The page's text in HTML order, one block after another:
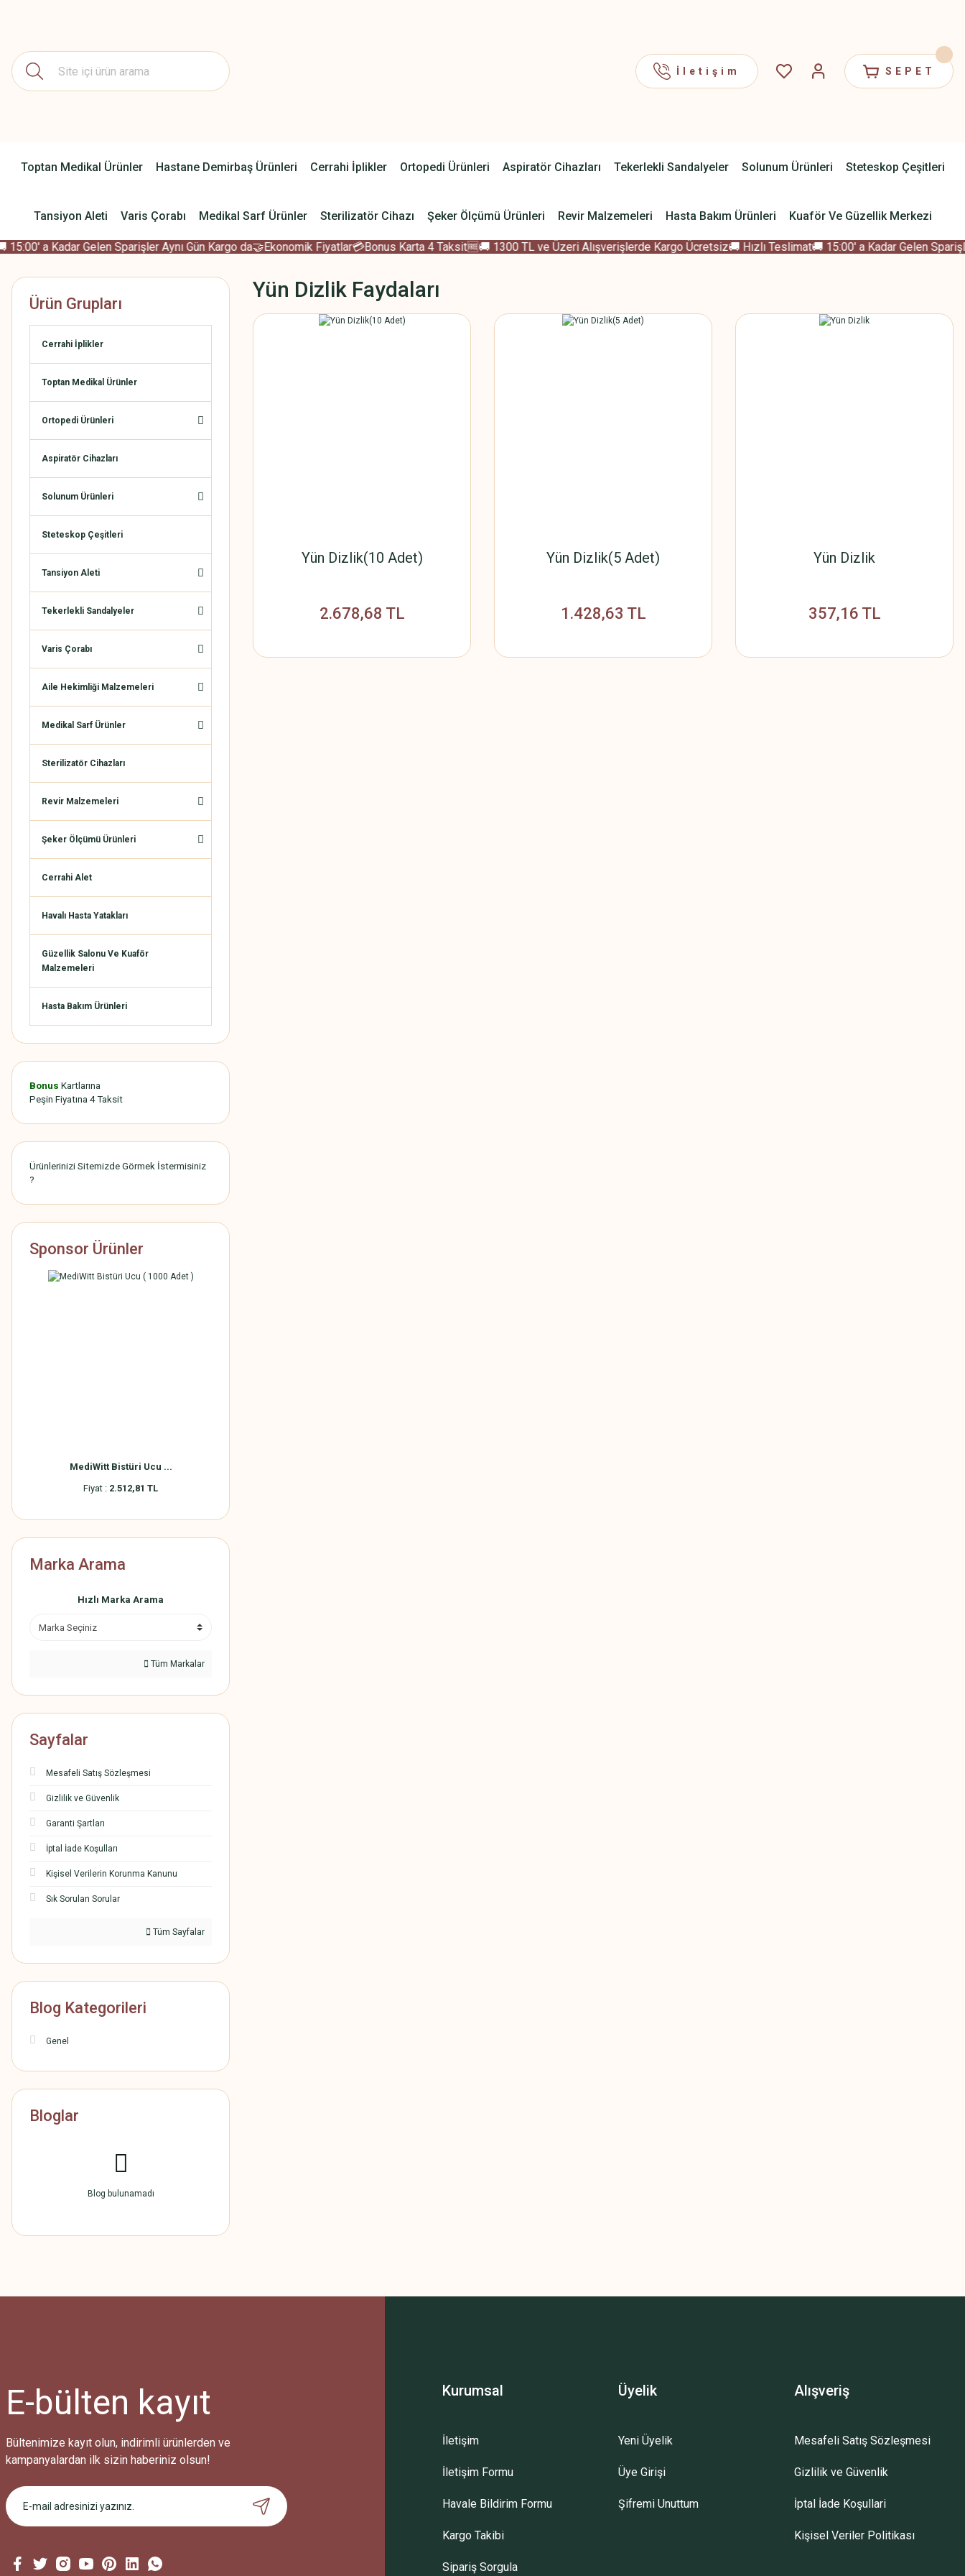
İletişim SEPET
Toptan Medikal Ürünler Hastane Demirbaş Ürünleri Cerrahi İplikler Ortopedi Ürünleri Aspiratör Cihazları Tekerlekli Sandalyeler Solunum Ürünleri Steteskop Çeşitleri
Tansiyon Aleti Varis Çorabı Medikal Sarf Ürünler Sterilizatör Cihazı Şeker Ölçümü Ürünleri Revir Malzemeleri Hasta Bakım Ürünleri Kuaför Ve Güzellik Merkezi
a Kadar Gelen Sparişler Aynı Gün Kargo da🤝Ekonomik Fiyatlar💳Bonus Karta 4 Taksit🆓🚚 1300 TL ve Üzeri Alışverişlerde Kargo Ücretsiz🚚 Hızlı Teslimat🚚 15:00' a Kadar Gelen Sparişler
Ürün Grupları
Cerrahi İplikler
Toptan Medikal Ürünler
Ortopedi Ürünleri
Aspiratör Cihazları
Solunum Ürünleri
Steteskop Çeşitleri
Tansiyon Aleti
Tekerlekli Sandalyeler
Varis Çorabı
Aile Hekimliği Malzemeleri
Medikal Sarf Ürünler
Sterilizatör Cihazları
Revir Malzemeleri
Şeker Ölçümü Ürünleri
Cerrahi Alet
Havalı Hasta Yatakları
Güzellik Salonu Ve Kuaför
Malzemeleri
Hasta Bakım Ürünleri
Bonus Kartlarına
Peşin Fiyatına 4 Taksit
Ürünlerinizi Sitemizde Görmek İstermisiniz
?
Sponsor Ürünler
MediWitt Bistüri Ucu ...
Fiyat : 2.512,81 TL
Marka Arama
Hızlı Marka Arama
Tüm Markalar
Sayfalar
Mesafeli Satış Sözleşmesi
Gizlilik ve Güvenlik
Garanti Şartları
İptal İade Koşulları
Kişisel Verilerin Korunma Kanunu
Sık Sorulan Sorular
Tüm Sayfalar
Blog Kategorileri
Genel
Bloglar
Blog bulunamadı
Yün Dizlik Faydaları
Yün Dizlik(10 Adet)
2.678,68 TL
Yün Dizlik(5 Adet)
1.428,63 TL
Yün Dizlik
357,16 TL
E-bülten kayıt
Bültenimize kayıt olun, indirimli ürünlerden ve
kampanyalardan ilk sizin haberiniz olsun!
Kurumsal
İletişim
İletişim Formu
Havale Bildirim Formu
Kargo Takibi
Sipariş Sorgula
Üyelik
Yeni Üyelik
Üye Girişi
Şifremi Unuttum
Alışveriş
Mesafeli Satış Sözleşmesi
Gizlilik ve Güvenlik
İptal İade Koşullari
Kişisel Veriler Politikası